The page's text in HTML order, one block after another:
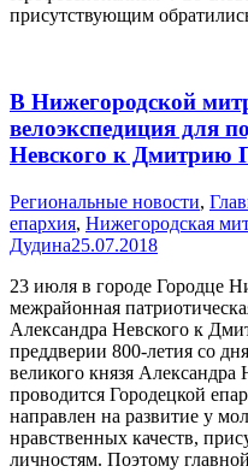
присутствующим
В Нижегородской
велоэкспедиция для
Невского к Дмитрию
Pегиональные новости,
епархия, Нижегородская
Дудина25.07.2018
23 июля в городе Городце
межрайонная
Александра Невского к
преддверии 800-летия со
великого князя Александра
проводится Городецкой
направлен на развитие у
нравственных качеств,
личностям. Поэтому